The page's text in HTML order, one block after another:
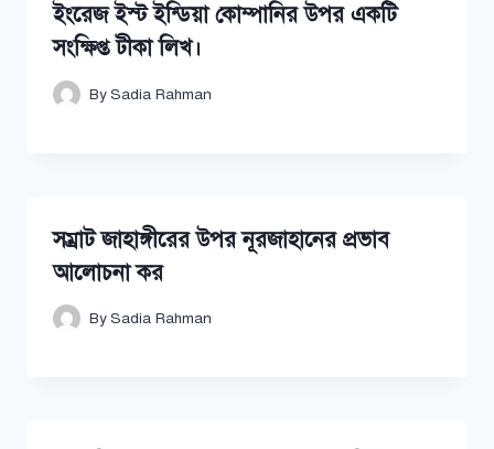
ইংরেজ ইস্ট ইন্ডিয়া কোম্পানির উপর একটি
সংক্ষিপ্ত টীকা লিখ।
BySadia Rahman
সম্রাট জাহাঙ্গীরের উপর নূরজাহানের প্রভাব
আলোচনা কর
BySadia Rahman